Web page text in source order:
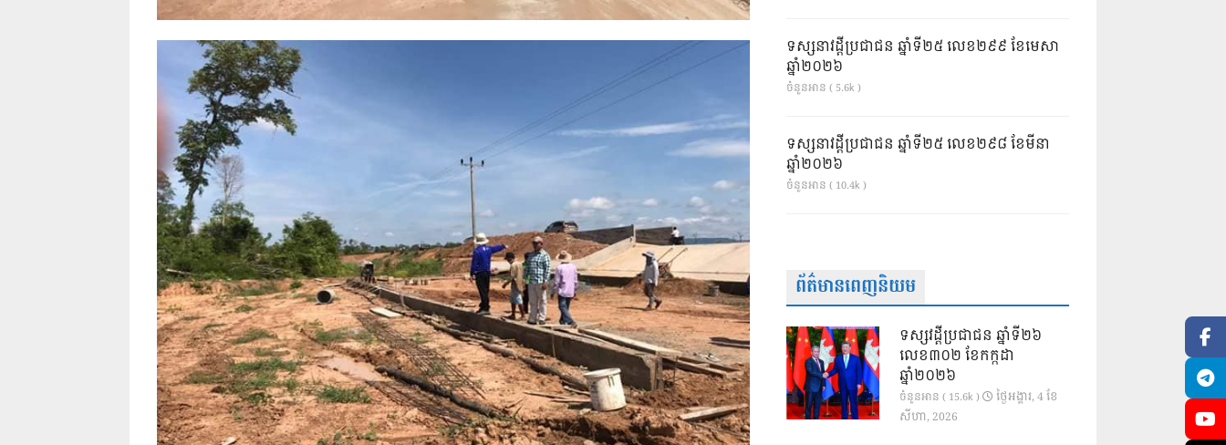
ទស្សនាវដ្ដីប្រជាជន ឆ្នាំទី២៥ លេខ២៩៩ ខែមេសា
ឆ្នាំ២០២៦
ចំនួនអាន ( 5.6k )
ទស្សនាវដ្ដីប្រជាជន ឆ្នាំទី២៥ លេខ២៩៨ ខែមីនា
ឆ្នាំ២០២៦
ចំនួនអាន ( 10.4k )
ព័ត៌មានពេញនិយម
ទស្សវដ្តីប្រជាជន ឆ្នាំទី២៦
លេខ៣០២ ខែកក្កដា
ឆ្នាំ២០២៦
ចំនួនអាន ( 15.6k )
ថ្ងៃ​អង្គារ, 4 ខែ​
សីហា, 2026